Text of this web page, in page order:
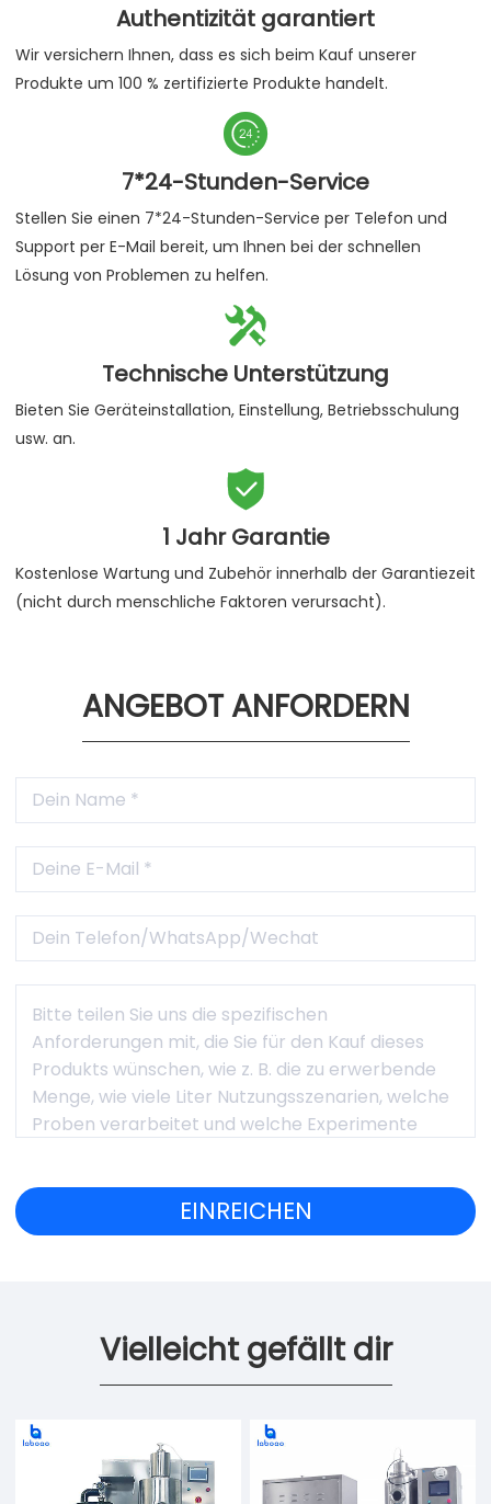
Authentizität garantiert
Wir versichern Ihnen, dass es sich beim Kauf unserer
Produkte um 100 % zertifizierte Produkte handelt.

7*24-Stunden-Service
Stellen Sie einen 7*24-Stunden-Service per Telefon und
Support per E-Mail bereit, um Ihnen bei der schnellen
Lösung von Problemen zu helfen.

Technische Unterstützung
Bieten Sie Geräteinstallation, Einstellung, Betriebsschulung
usw. an.

1 Jahr Garantie
Kostenlose Wartung und Zubehör innerhalb der Garantiezeit
(nicht durch menschliche Faktoren verursacht).
ANGEBOT ANFORDERN
Vielleicht gefällt dir